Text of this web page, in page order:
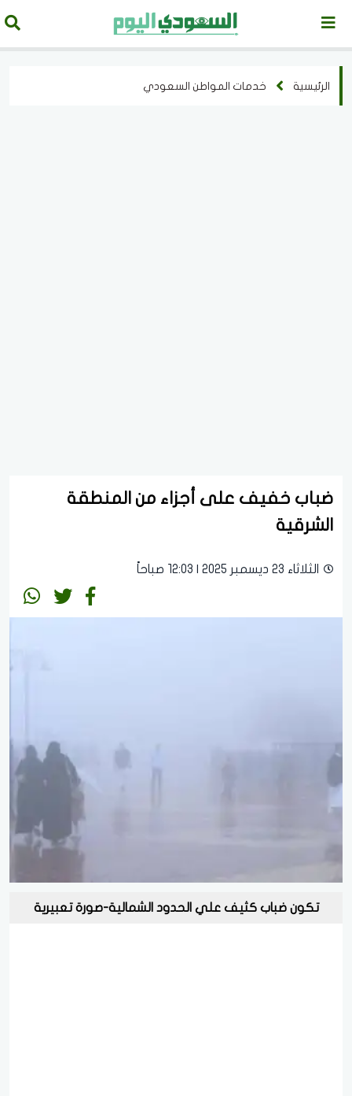
الرئيسية خدمات المواطن السعودي
ضباب خفيف على أجزاء من المنطقة
الشرقية
الثلاثاء 23 ديسمبر 2025 | 12:03 صباحاً
تكون ضباب كثيف علي الحدود الشمالية-صورة تعبيرية